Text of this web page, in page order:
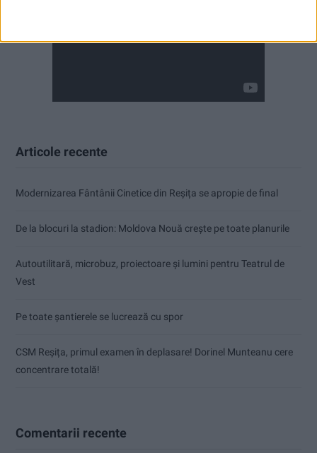
Articole recente
Modernizarea Fântânii Cinetice din Reșița se apropie de final
De la blocuri la stadion: Moldova Nouă crește pe toate planurile
Autoutilitară, microbuz, proiectoare și lumini pentru Teatrul de
Vest
Pe toate șantierele se lucrează cu spor
CSM Reșița, primul examen în deplasare! Dorinel Munteanu cere
concentrare totală!
Comentarii recente